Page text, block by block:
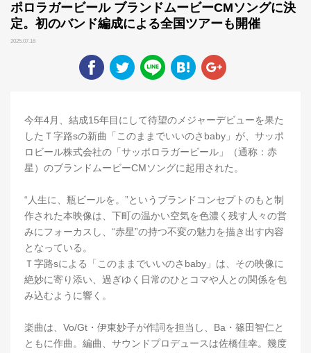
ポロラガービール ブランドムービーCMソングに決
定。初のバンド編成による全国ツアーも開催
2025.07.16
今年4月、結成15年目にして待望のメジャーデビューを果た
したＴ字路sの新曲「このままでいいのさbaby」が、サッポ
ロビール株式会社の「サッポロラガービール」（通称：赤
星）のブランドムービーCMソングに起用された。
“人生に、瓶ビールを。”というブランドコンセプトのもと制
作された本映像は、下町の温かい空気を色濃く残す人々の営
みにフォーカスし、“赤星”の持つ不変の魅力を描き出す内容
となっている。
Ｔ字路sによる「このままでいいのさbaby」は、その映像に
絶妙に寄り添い、過ぎゆく日常のひとコマや人との関係を包
み込むように響く。
楽曲は、Vo/Gt・伊東妙子が作詞を担当し、Ba・篠田智仁と
ともに作曲。編曲、サウンドプロデュースは佐橋佳幸。幾度